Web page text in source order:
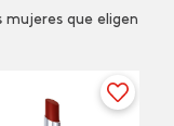
que eligen